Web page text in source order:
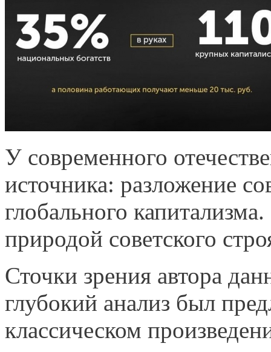
У современного
источника: разложение
глобального
природой советского
Сточки зрения автора
глубокий анализ был
классическом